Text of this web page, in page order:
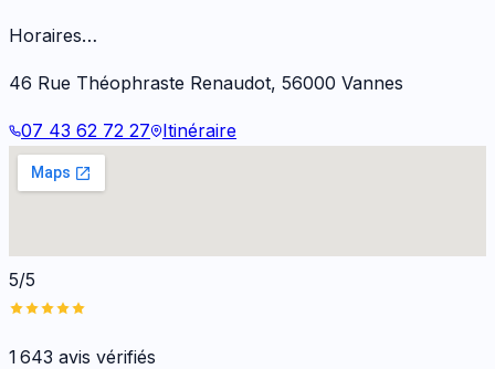
Horaires…
46 Rue Théophraste Renaudot, 56000 Vannes
07 43 62 72 27 Itinéraire
5/5
1 643 avis vérifiés